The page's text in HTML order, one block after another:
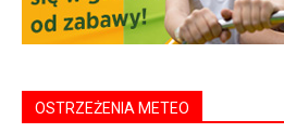
OSTRZEŻENIA METEO